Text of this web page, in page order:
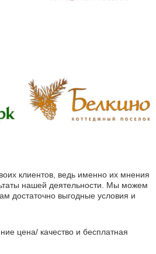
клиентов, ведь именно их мнения
нашей деятельности. Мы можем
достаточно выгодные условия и
цена/ качество и бесплатная